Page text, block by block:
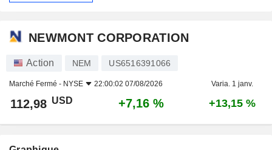
NEWMONT CORPORATION
Action NEM US6516391066
Marché Fermé - NYSE 22:00:02 07/08/2026 Varia. 1 janv.
112,98 USD +7,16 % +13,15 %